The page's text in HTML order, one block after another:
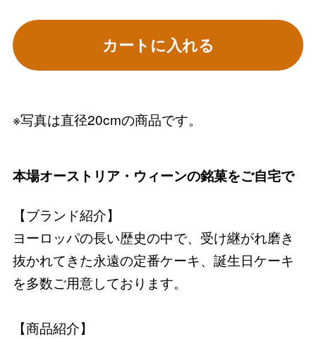
カートに入れる
※写真は直径20cmの商品です。
本場オーストリア・ウィーンの銘菓をご自宅で
【ブランド紹介】
ヨーロッパの長い歴史の中で、受け継がれ磨き
抜かれてきた永遠の定番ケーキ、誕生日ケーキ
を多数ご用意しております。
【商品紹介】